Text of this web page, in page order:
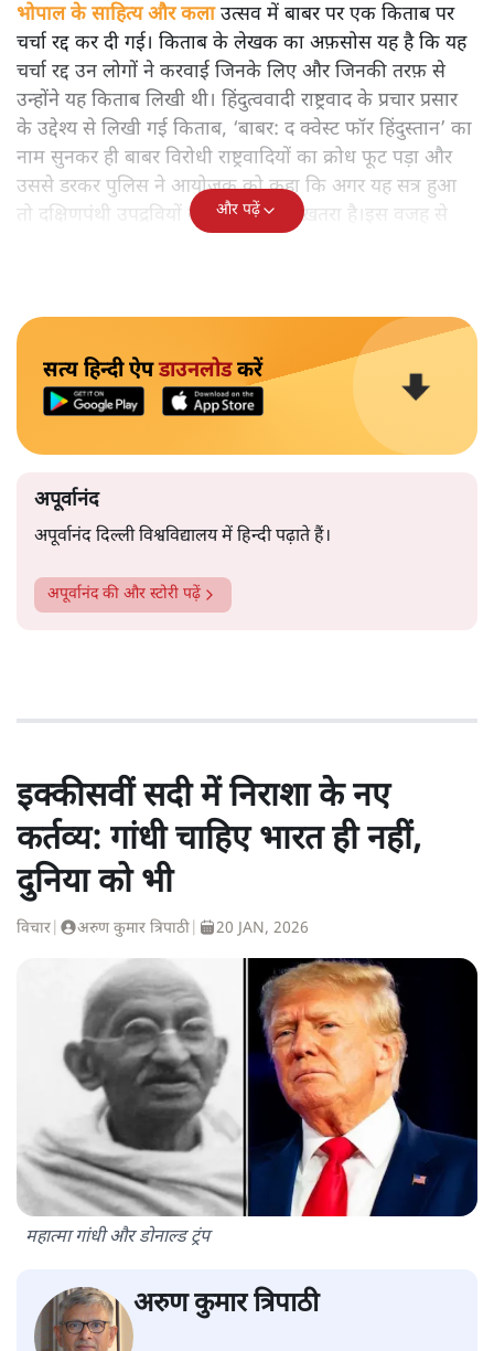
भोपाल के साहित्य और कलाउत्सव में बाबर पर एक किताब पर
चर्चा रद्द कर दी गई। किताब के लेखक का अफ़सोस यह है कि यह
चर्चा रद्द उन लोगों ने करवाई जिनके लिए और जिनकी तरफ़ से
उन्होंने यह किताब लिखी थी। हिंदुत्ववादी राष्ट्रवाद के प्रचार प्रसार
के उद्देश्य से लिखी गई किताब, ‘बाबर: द क्वेस्ट फॉर हिंदुस्तान’ का
नाम सुनकर ही बाबर विरोधी राष्ट्रवादियों का क्रोध फूट पड़ा और
उससे डरकर पुलिस ने आयोजक को कहा कि अगर यह सत्र हुआ
तो दक्षिणपंथी उपद्रवियों के आक्रमण का ख़तरा है।इस वजह से
और पढ़ें
सत्य हिन्दी ऐपडाउनलोडकरें
अपूर्वानंद
अपूर्वानंद दिल्ली विश्वविद्यालय में हिन्दी पढ़ाते हैं।
अपूर्वानंदकी और स्टोरी पढ़ें
इक्कीसवीं सदी में निराशा के नए
कर्तव्य: गांधी चाहिए भारत ही नहीं,
दुनिया को भी
विचार अरुण कुमार त्रिपाठी 20 JAN, 2026
महात्मा गांधी और डोनाल्ड ट्रंप
अरुण कुमार त्रिपाठी